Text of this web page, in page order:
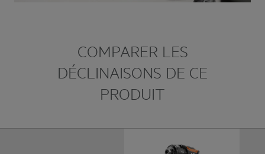
COMPARER LES
DÉCLINAISONS DE CE
PRODUIT